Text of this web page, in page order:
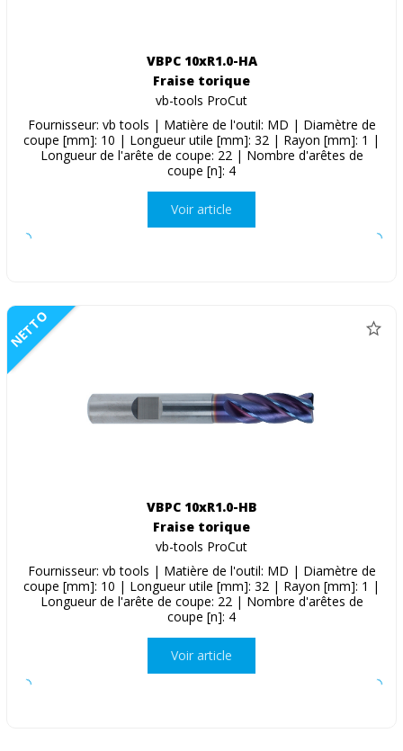
VBPC 10xR1.0-HA
Fraise torique
vb-tools ProCut
Fournisseur: vb tools | Matière de l'outil: MD | Diamètre de
coupe [mm]: 10 | Longueur utile [mm]: 32 | Rayon [mm]: 1 |
Longueur de l'arête de coupe: 22 | Nombre d'arêtes de
coupe [n]: 4
Voir article
NETTO
VBPC 10xR1.0-HB
Fraise torique
vb-tools ProCut
Fournisseur: vb tools | Matière de l'outil: MD | Diamètre de
coupe [mm]: 10 | Longueur utile [mm]: 32 | Rayon [mm]: 1 |
Longueur de l'arête de coupe: 22 | Nombre d'arêtes de
coupe [n]: 4
Voir article